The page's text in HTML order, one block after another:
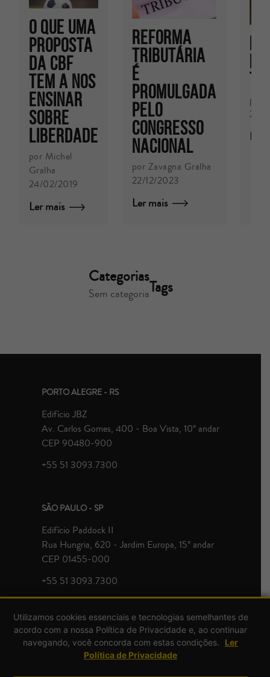
O que uma
proposta
da CBF
tem a nos
ensinar
sobre
liberdade
por Michel
Gralha
24/02/2019
Ler mais
Reforma
Tributária
é
Promulgada
pelo
Congresso
Nacional
por Zavagna Gralha
22/12/2023
Ler mais
por
25/
Ler
Categorias
Sem categoriaTags
PORTO ALEGRE - RS
Edifício JBZ
Av. Carlos Gomes, 400 - Boa Vista, 10° andar
CEP 90480-900
+55 51 3093.7300
SÃO PAULO - SP
Edifício Paddock II
Rua Hungria, 620 - Jardim Europa, 15° andar
CEP 01455-000
+55 51 3093.7300
Utilizamos cookies essenciais e tecnologias semelhantes de
acordo com a nossa Política de Privacidade e, ao continuar
navegando, você concorda com estas condições.
Ler
Política de Privacidade